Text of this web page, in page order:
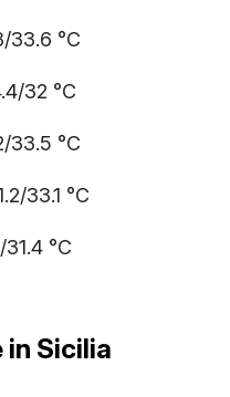
33.6 °C
32 °C
33.5 °C
33.1 °C
31.4 °C
in Sicilia